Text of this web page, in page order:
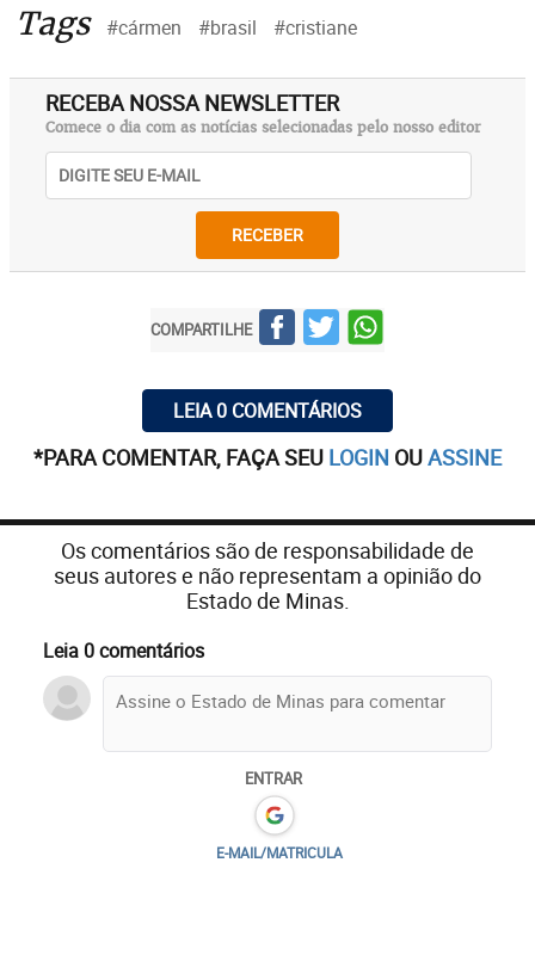
Tags #cármen #brasil #cristiane
RECEBA NOSSA NEWSLETTER
Comece o dia com as notícias selecionadas pelo nosso editor
RECEBER
COMPARTILHE
LEIA 0 COMENTÁRIOS
*PARA COMENTAR, FAÇA SEU LOGIN OUASSINE
Os comentários são de responsabilidade de
seus autores e não representam a opinião do
Estado de Minas.
Leia 0 comentários
ENTRAR
E-MAIL/MATRICULA